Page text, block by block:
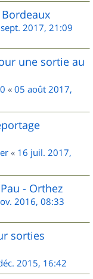
2017, 21:09
une sortie au
« 05 août 2017,
« 16 juil. 2017,
- Orthez
2016, 08:33
sorties
2015, 16:42